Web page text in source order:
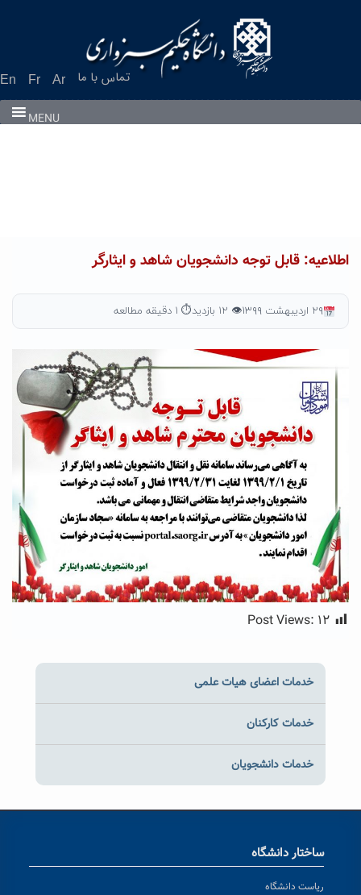
En Fr Ar تماس با ما
MENU
اطلاعیه: قابل توجه دانشجویان شاهد و ایثارگر
۲۹ اردیبهشت ۱۳۹۹ 👁 ۱۲ بازدید ⏱ ۱ دقیقه مطالعه
Post Views: ۱۲
خدمات اعضای هیات علمی
خدمات کارکنان
خدمات دانشجویان
ساختار دانشگاه
ریاست دانشگاه